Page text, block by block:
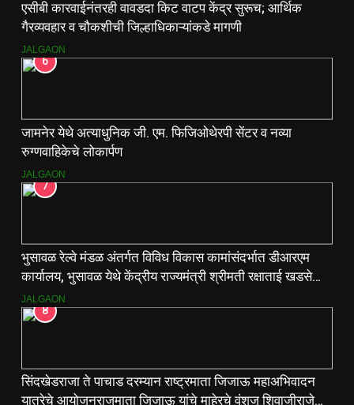
एसीबी कारवाईनंतरही वावडदा किट वाटप केंद्र सुरूच; आर्थिक
गैरव्यवहार व चौकशीची जिल्हाधिकाऱ्यांकडे मागणी
JALGAON
6
जामनेर येथे अत्याधुनिक जी. एम. फिजिओथेरपी सेंटर व नव्या
रुग्णवाहिकेचे लोकार्पण
JALGAON
7
भुसावळ रेल्वे मंडळ अंतर्गत विविध विकास कामांसंदर्भात डीआरएम
कार्यालय, भुसावळ येथे केंद्रीय राज्यमंत्री श्रीमती रक्षाताई खडसे
यांनी आढावा बैठक घेतली…
JALGAON
8
सिंदखेडराजा ते पाचाड दरम्यान राष्ट्रमाता जिजाऊ महाअभिवादन
यात्रेचे आयोजनराजमाता जिजाऊ यांचे माहेरचे वंशज शिवाजीराजे